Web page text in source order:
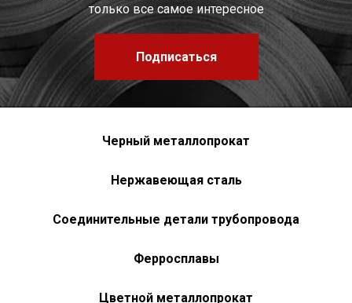
только все самое интересное
Подписаться
Черный металлопрокат
Нержавеющая сталь
Соединительные детали трубопровода
Ферросплавы
Цветной металлопрокат